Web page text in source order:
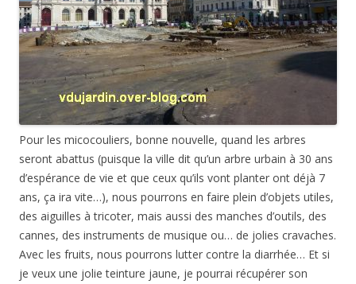
Pour les micocouliers, bonne nouvelle, quand les arbres
seront abattus (puisque la ville dit qu’un arbre urbain à 30 ans
d’espérance de vie et que ceux qu’ils vont planter ont déjà 7
ans, ça ira vite…), nous pourrons en faire plein d’objets utiles,
des aiguilles à tricoter, mais aussi des manches d’outils, des
cannes, des instruments de musique ou… de jolies cravaches.
Avec les fruits, nous pourrons lutter contre la diarrhée… Et si
je veux une jolie teinture jaune, je pourrai récupérer son